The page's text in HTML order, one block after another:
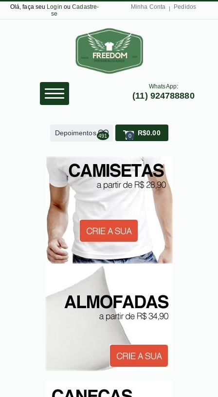
Olá, faça seu Login ouCadastre-
se
Minha Conta Pedidos
WhatsApp:
(11) 924788880
Depoimentos491 0 R$0.00